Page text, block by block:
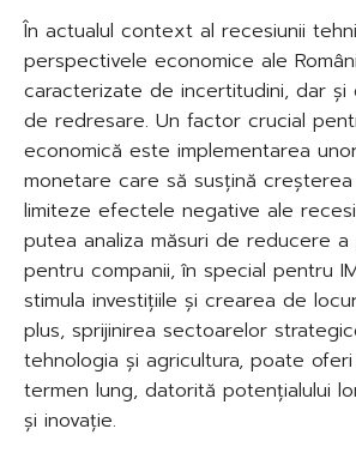
În actualul context al recesiunii
perspectivele economice ale
caracterizate de incertitudini, dar
de redresare. Un factor crucial
economică este implementarea
monetare care să susțină
limiteze efectele negative ale
putea analiza măsuri de reducere a
pentru companii, în special pentru
stimula investițiile și crearea de
plus, sprijinirea sectoarelor
tehnologia și agricultura, poate
termen lung, datorită potențialului
și inovație.